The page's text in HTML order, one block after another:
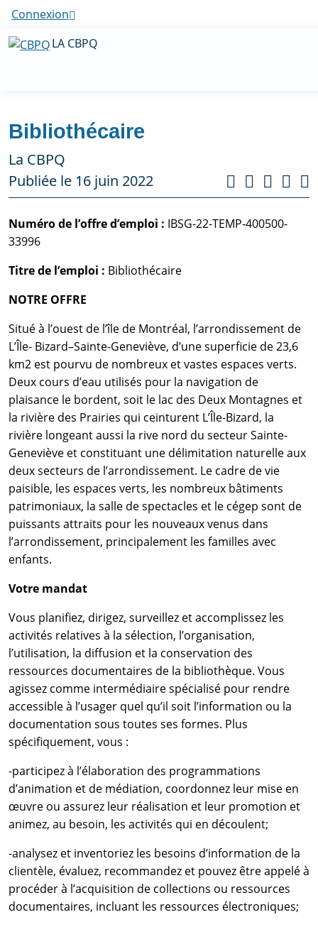
Connexion
LA CBPQ
Bibliothécaire
La CBPQ
Publiée le 16 juin 2022
Numéro de l’offre d’emploi : IBSG-22-TEMP-400500-
33996
Titre de l’emploi : Bibliothécaire
NOTRE OFFRE
Situé à l’ouest de l’île de Montréal, l’arrondissement de
L’Île- Bizard–Sainte-Geneviève, d’une superficie de 23,6
km2 est pourvu de nombreux et vastes espaces verts.
Deux cours d’eau utilisés pour la navigation de
plaisance le bordent, soit le lac des Deux Montagnes et
la rivière des Prairies qui ceinturent L’Île-Bizard, la
rivière longeant aussi la rive nord du secteur Sainte-
Geneviève et constituant une délimitation naturelle aux
deux secteurs de l’arrondissement. Le cadre de vie
paisible, les espaces verts, les nombreux bâtiments
patrimoniaux, la salle de spectacles et le cégep sont de
puissants attraits pour les nouveaux venus dans
l’arrondissement, principalement les familles avec
enfants.
Votre mandat
Vous planifiez, dirigez, surveillez et accomplissez les
activités relatives à la sélection, l’organisation,
l’utilisation, la diffusion et la conservation des
ressources documentaires de la bibliothèque. Vous
agissez comme intermédiaire spécialisé pour rendre
accessible à l’usager quel qu’il soit l’information ou la
documentation sous toutes ses formes. Plus
spécifiquement, vous :
-participez à l’élaboration des programmations
d’animation et de médiation, coordonnez leur mise en
œuvre ou assurez leur réalisation et leur promotion et
animez, au besoin, les activités qui en découlent;
-analysez et inventoriez les besoins d’information de la
clientèle, évaluez, recommandez et pouvez être appelé à
procéder à l’acquisition de collections ou ressources
documentaires, incluant les ressources électroniques;